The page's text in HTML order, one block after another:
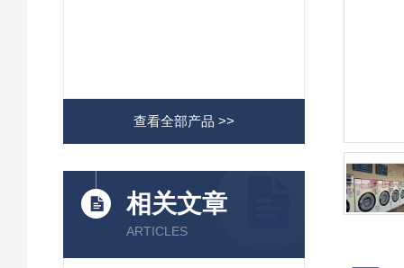
查看全部产品 >>
相关文章
ARTICLES